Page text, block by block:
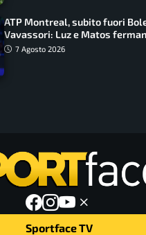
ATP Montreal, subito fuori
Vavassori: Luz e Matos
azzurri
7 Agosto 2026
Sportface TV